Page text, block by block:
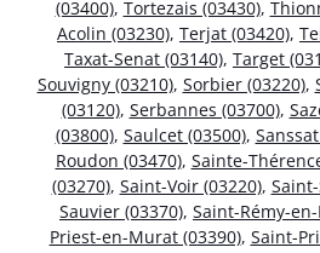
(03400), Tortezais (03430),
Acolin (03230), Terjat (03420),
Taxat-Senat (03140), Target
Souvigny (03210), Sorbier (03220),
(03120), Serbannes (03700),
(03800), Saulcet (03500),
Roudon (03470), Sainte-
(03270), Saint-Voir (03220),
Sauvier (03370), Saint-Rémy-
Priest-en-Murat (03390), Saint-